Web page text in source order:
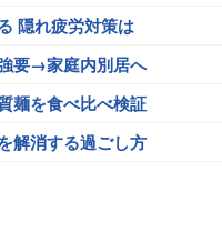
隠れ疲労対策は
要→家庭内別居へ
麺を食べ比べ検証
解消する過ごし方